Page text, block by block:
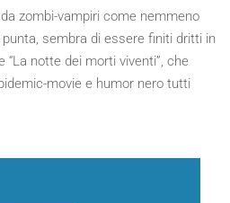
zombi-vampiri come nemmeno
sembra di essere finiti dritti in
“La notte dei morti viventi”, che
movie e humor nero tutti